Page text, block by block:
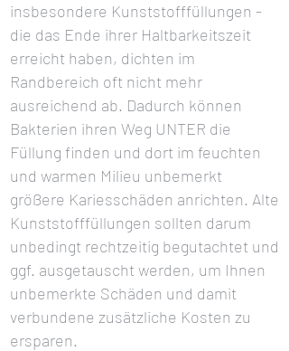
insbesondere Kunststofffüllungen -
die das Ende ihrer Haltbarkeitszeit
erreicht haben, dichten im
Randbereich oft nicht mehr
ausreichend ab. Dadurch können
Bakterien ihren Weg UNTER die
Füllung finden und dort im feuchten
und warmen Milieu unbemerkt
größere Kariesschäden anrichten. Alte
Kunststofffüllungen sollten darum
unbedingt rechtzeitig begutachtet und
ggf. ausgetauscht werden, um Ihnen
unbemerkte Schäden und damit
verbundene zusätzliche Kosten zu
ersparen.